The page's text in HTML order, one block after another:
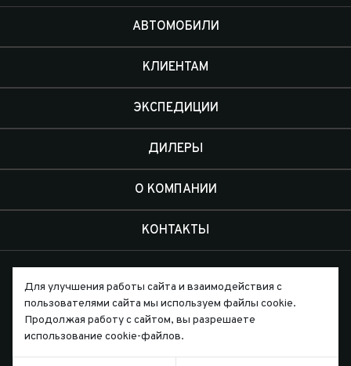
АВТОМОБИЛИ
КЛИЕНТАМ
ЭКСПЕДИЦИИ
ДИЛЕРЫ
О КОМПАНИИ
КОНТАКТЫ
Письмо директору
Для улучшения работы сайта и взаимодействия с
пользователями сайта мы используем файлы cookie.
Продолжая работу с сайтом, вы разрешаете
использование cookie-файлов.